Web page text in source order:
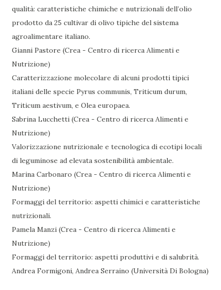
qualità: caratteristiche chimiche e nutrizionali dell’olio
prodotto da 25 cultivar di olivo tipiche del sistema
agroalimentare italiano.
Gianni Pastore (Crea - Centro di ricerca Alimenti e
Nutrizione)
Caratterizzazione molecolare di alcuni prodotti tipici
italiani delle specie Pyrus communis, Triticum durum,
Triticum aestivum, e Olea europaea.
Sabrina Lucchetti (Crea - Centro di ricerca Alimenti e
Nutrizione)
Valorizzazione nutrizionale e tecnologica di ecotipi locali
di leguminose ad elevata sostenibilità ambientale.
Marina Carbonaro (Crea - Centro di ricerca Alimenti e
Nutrizione)
Formaggi del territorio: aspetti chimici e caratteristiche
nutrizionali.
Pamela Manzi (Crea - Centro di ricerca Alimenti e
Nutrizione)
Formaggi del territorio: aspetti produttivi e di salubrità.
Andrea Formigoni, Andrea Serraino (Università Di Bologna)